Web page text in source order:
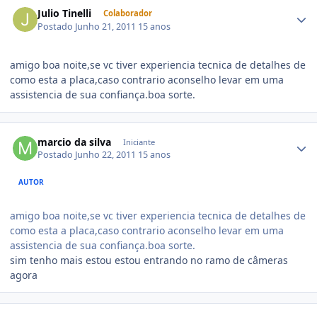
Julio Tinelli Colaborador
Postado Junho 21, 2011 15 anos
amigo boa noite,se vc tiver experiencia tecnica de detalhes de
como esta a placa,caso contrario aconselho levar em uma
assistencia de sua confiança.boa sorte.
marcio da silva Iniciante
Postado Junho 22, 2011 15 anos
AUTOR
amigo boa noite,se vc tiver experiencia tecnica de detalhes de
como esta a placa,caso contrario aconselho levar em uma
assistencia de sua confiança.boa sorte.
sim tenho mais estou estou entrando no ramo de câmeras
agora